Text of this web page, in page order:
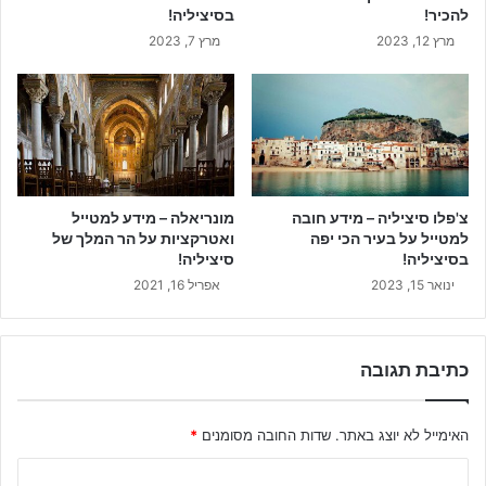
להכיר!
מרץ 12, 2023
בסיציליה!
מרץ 7, 2023
צ'פלו סיציליה – מידע חובה
למטייל על בעיר הכי יפה
בסיציליה!
ינואר 15, 2023
מונריאלה – מידע למטייל
ואטרקציות על הר המלך של
סיציליה!
אפריל 16, 2021
כתיבת תגובה
האימייל לא יוצג באתר. שדות החובה מסומנים *